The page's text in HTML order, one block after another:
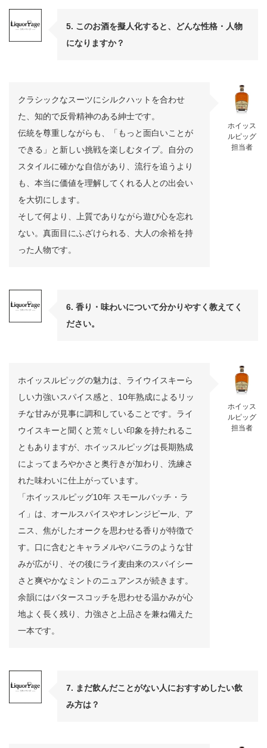
5. このお酒を擬人化すると、どんな性格・人物
になりますか？
ホイッス
ルピッグ
担当者
クラシックなスーツにシルクハットを合わせ
た、知的で反骨精神のある紳士です。
伝統を尊重しながらも、「もっと面白いことが
できる」と新しい挑戦を楽しむタイプ。自分の
スタイルに確かな自信があり、流行を追うより
も、本当に価値を理解してくれる人との出会い
を大切にします。
そして何より、上質でありながら遊び心を忘れ
ない。真面目にふざけられる、大人の余裕を持
った人物です。
6. 香り・味わいについて分かりやすく教えてく
ださい。
ホイッス
ルピッグ
担当者
ホイッスルピッグの魅力は、ライウイスキーら
しい力強いスパイス感と、10年熟成によるリッ
チな甘みが見事に調和していることです。ライ
ウイスキーと聞くと荒々しい印象を持たれるこ
ともありますが、ホイッスルピッグは長期熟成
によってまろやかさと奥行きが加わり、洗練さ
れた味わいに仕上がっています。
「ホイッスルピッグ10年 スモールバッチ・ラ
イ」は、オールスパイスやオレンジピール、ア
ニス、焦がしたオークを思わせる香りが特徴で
す。口に含むとキャラメルやバニラのような甘
みが広がり、その後にライ麦由来のスパイシー
さと爽やかなミントのニュアンスが続きます。
余韻にはバタースコッチを思わせる温かみが心
地よく長く残り、力強さと上品さを兼ね備えた
一本です。
7. まだ飲んだことがない人におすすめしたい飲
み方は？